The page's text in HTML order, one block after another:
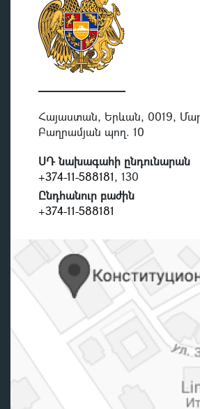
Հայաստան, Երևան, 0019,
Բաղրամյան պող. 10
ՍԴ նախագահի ընդունարան
+374-11-588181, 130
Ընդհանուր բաժին
+374-11-588181